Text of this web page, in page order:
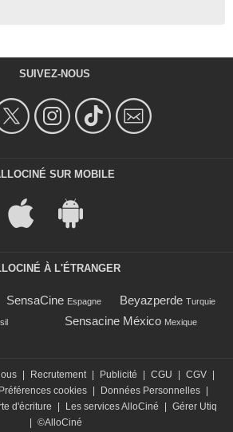
SUIVEZ-NOUS
SUR MOBILE
À L'ÉTRANGER
SensaCine Espagne Beyazperde Turquie
Sensacine México Mexique
| Recrutement | Publicité | CGU | CGV |
Préférences cookies | Données Personnelles |
d'écriture | Les services AlloCiné | Gérer Utiq
| ©AlloCiné